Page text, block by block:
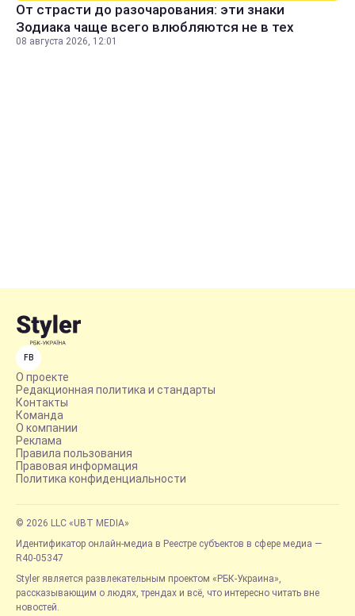
От страсти до разочарования: эти знаки
Зодиака чаще всего влюбляются не в тех
08 августа 2026, 12:01
FB
О проекте
Редакционная политика и стандарты
Контакты
Команда
О компании
Реклама
Правила пользования
Правовая информация
Политика конфиденциальности
© 2026 LLC «UBT MEDIA»
Идентификатор онлайн-медиа в Реестре субъектов в сфере медиа —
R40-05347
Styler является развлекательным проектом «РБК-Украина»,
рассказывающим о людях, трендах и всё, что интересно читать вне
новостей.